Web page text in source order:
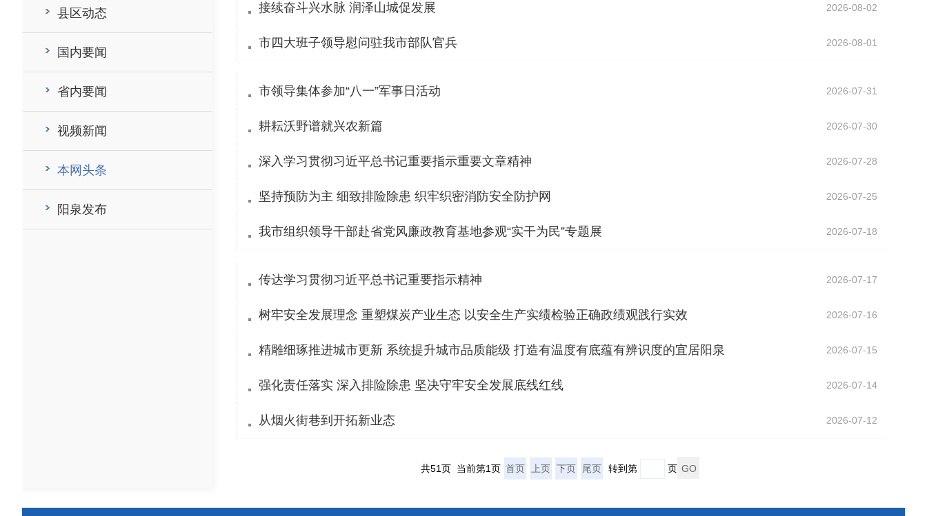
县区动态
国内要闻
省内要闻
视频新闻
本网头条
阳泉发布
接续奋斗兴水脉 润泽山城促发展 2026-08-02
市四大班子领导慰问驻我市部队官兵 2026-08-01
市领导集体参加“八一”军事日活动 2026-07-31
耕耘沃野谱就兴农新篇 2026-07-30
深入学习贯彻习近平总书记重要指示重要文章精神 2026-07-28
坚持预防为主 细致排险除患 织牢织密消防安全防护网 2026-07-25
我市组织领导干部赴省党风廉政教育基地参观“实干为民”专题展 2026-07-18
传达学习贯彻习近平总书记重要指示精神 2026-07-17
树牢安全发展理念 重塑煤炭产业生态 以安全生产实绩检验正确政绩观践行实效 2026-07-16
精雕细琢推进城市更新 系统提升城市品质能级 打造有温度有底蕴有辨识度的宜居阳泉 2026-07-15
强化责任落实 深入排险除患 坚决守牢安全发展底线红线 2026-07-14
从烟火街巷到开拓新业态 2026-07-12
共51页 当前第1页 首页 上页 下页 尾页 转到第 页